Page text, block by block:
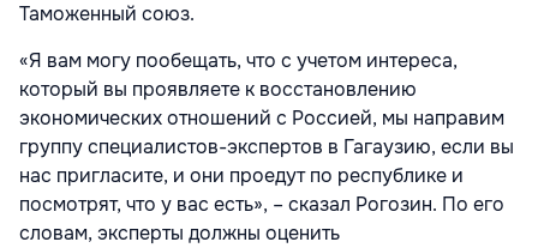
Таможенный союз.
«Я вам могу пообещать, что с учетом интереса,
который вы проявляете к восстановлению
экономических отношений с Россией, мы направим
группу специалистов-экспертов в Гагаузию, если вы
нас пригласите, и они проедут по республике и
посмотрят, что у вас есть», – сказал Рогозин. По его
словам, эксперты должны оценить